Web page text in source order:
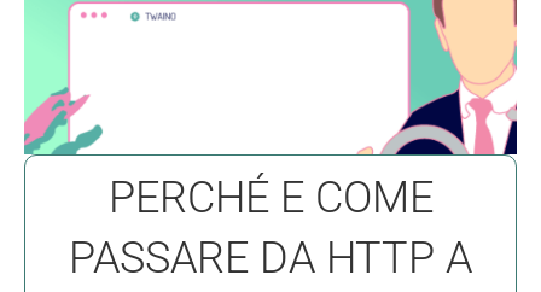
PERCHÉ E COME
PASSARE DA HTTP A